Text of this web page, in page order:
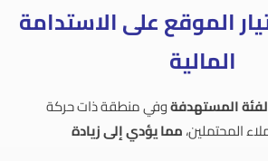
الموقع على الاستدامة
المالية
المستهدفةوفي منطقة ذات حركة
المحتملين،مما يؤدي إلى زيادة